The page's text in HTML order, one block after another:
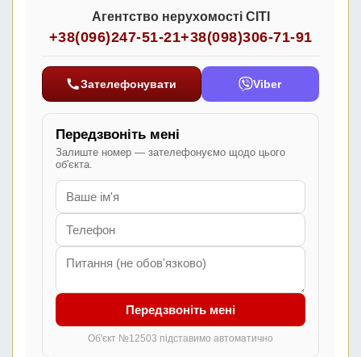
Агентство нерухомості СІТІ
+38(096)247-51-21+38(098)306-71-91
Зателефонувати Viber
Передзвоніть мені
Залиште номер — зателефонуємо щодо цього
об'єкта.
Передзвоніть мені
Об'єкт №12503 підставимо автоматично